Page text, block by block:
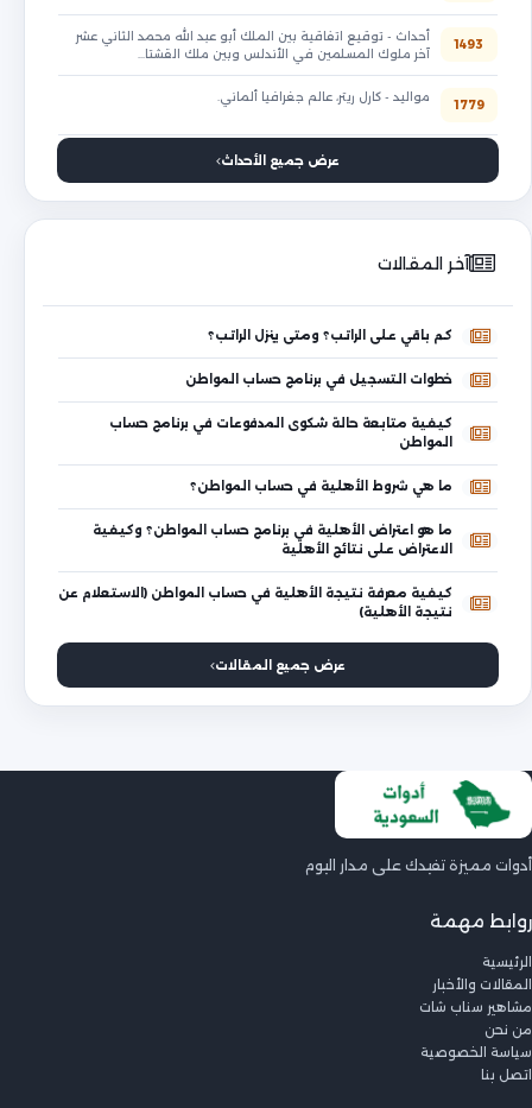
1493
أحداث - توقيع اتفاقية بين الملك أبو عبد الله محمد الثاني عشر
آخر ملوك المسلمين في الأندلس وبين ملك القشتا…
1779
مواليد - كارل ريتر، عالم جغرافيا ألماني.
عرض جميع الأحداث
آخر المقالات
كم باقي على الراتب؟ ومتى ينزل الراتب؟
خطوات التسجيل في برنامج حساب المواطن
كيفية متابعة حالة شكوى المدفوعات في برنامج حساب
المواطن
ما هي شروط الأهلية في حساب المواطن؟
ما هو اعتراض الأهلية في برنامج حساب المواطن؟ وكيفية
الاعتراض على نتائج الأهلية
كيفية معرفة نتيجة الأهلية في حساب المواطن (الاستعلام عن
نتيجة الأهلية)
عرض جميع المقالات
أدوات مميزة تفيدك على مدار اليوم
روابط مهمة
الرئيسية
المقالات والأخبار
مشاهير سناب شات
من نحن
سياسة الخصوصية
اتصل بنا